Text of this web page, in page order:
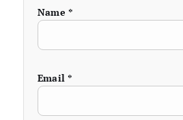
Name *
Email *